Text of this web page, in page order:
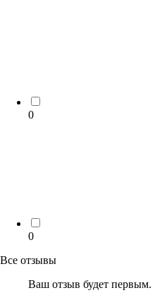
0
0
Все отзывы
Ваш отзыв будет первым.